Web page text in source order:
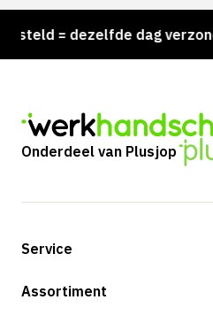
= dezelfde dag verzonden
Onderdeel van Plusjop
Service
Betalingsmogelijkheden
Assortiment